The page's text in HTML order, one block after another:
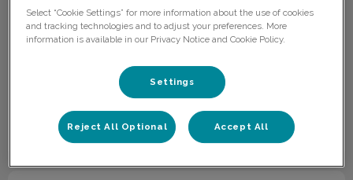
Nieuwsbrief November 2022
In deze brief kunt u lezen over: Terugblik op de fokdag,
Donderdagmiddag 17-11 praktijk gesloten/
Lees hier meer over
Select “Cookie Settings” for more information about the use of cookies
and tracking technologies and to adjust your preferences. More
information is available in our Privacy Notice and Cookie Policy.
Settings
Reject All Optional Accept All